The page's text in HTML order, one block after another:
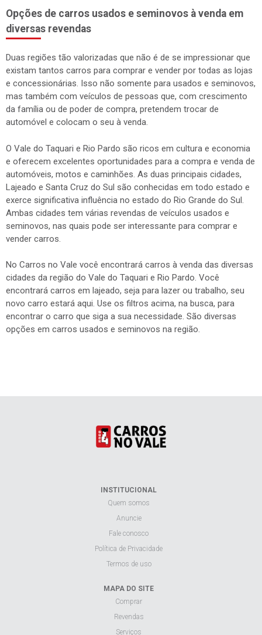
Opções de carros usados e seminovos à venda em
diversas revendas
Duas regiões tão valorizadas que não é de se impressionar que
existam tantos carros para comprar e vender por todas as lojas
e concessionárias. Isso não somente para usados e seminovos,
mas também com veículos de pessoas que, com crescimento
da família ou de poder de compra, pretendem trocar de
automóvel e colocam o seu à venda.
O Vale do Taquari e Rio Pardo são ricos em cultura e economia
e oferecem excelentes oportunidades para a compra e venda de
automóveis, motos e caminhões. As duas principais cidades,
Lajeado e Santa Cruz do Sul são conhecidas em todo estado e
exerce significativa influência no estado do Rio Grande do Sul.
Ambas cidades tem várias revendas de veículos usados e
seminovos, nas quais pode ser interessante para comprar e
vender carros.
No Carros no Vale você encontrará carros à venda das diversas
cidades da região do Vale do Taquari e Rio Pardo. Você
encontrará carros em lajeado, seja para lazer ou trabalho, seu
novo carro estará aqui. Use os filtros acima, na busca, para
encontrar o carro que siga a sua necessidade. São diversas
opções em carros usados e seminovos na região.
INSTITUCIONAL
Quem somos
Anuncie
Fale conosco
Política de Privacidade
Termos de uso
MAPA DO SITE
Comprar
Revendas
Serviços